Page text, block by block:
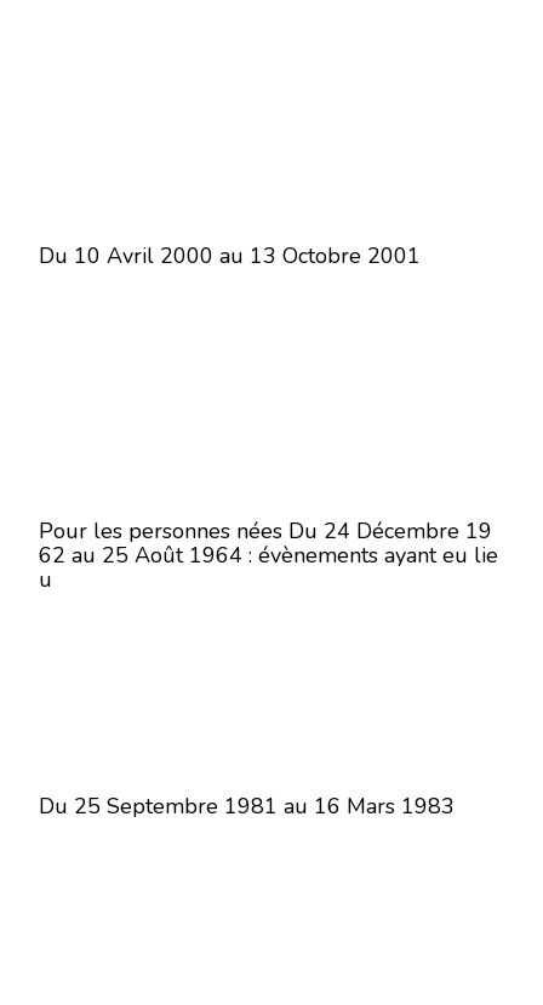
Du 10 Avril 2000 au 13 Octobre 2001
Pour les personnes nées Du 24 Décembre 19
62 au 25 Août 1964 : évènements ayant eu lie
u
Du 25 Septembre 1981 au 16 Mars 1983